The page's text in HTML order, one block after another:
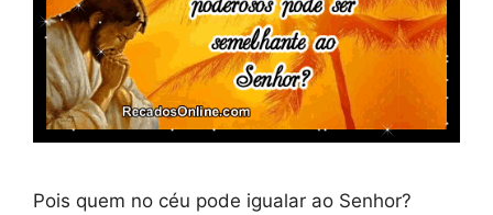
Pois quem no céu pode igualar ao Senhor?